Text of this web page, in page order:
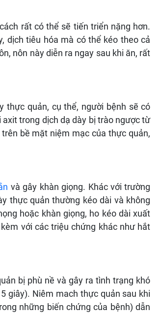
rất có thể sẽ tiến triển nặng hơn.
dịch tiêu hóa mà có thể kéo theo cả
nôn này diễn ra ngay sau khi ăn, rất
thực quản, cụ thể, người bệnh sẽ có
trong dịch dạ dày bị trào ngược từ
bề mặt niệm mạc của thực quản,
và gây khàn giọng. Khác với trường
thực quản thường kéo dài và không
hoặc khàn giọng, ho kéo dài xuất
với các triệu chứng khác như hắt
bị phù nề và gây ra tình trạng khó
giây). Niêm mach thực quản sau khi
những biến chứng của bệnh) dẫn